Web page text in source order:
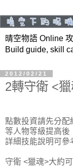
晴空物語 Online
Build guide, skill
2012/02/21
2轉守衛 <
點數投資請先分配
等人物等級提高後
詳細技能說明可參
守衛 <獵魂>大約